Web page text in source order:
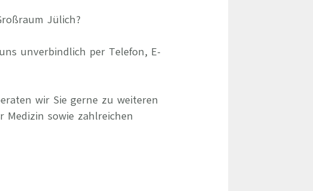
Jülich?
unverbindlich per Telefon, E-
wir Sie gerne zu weiteren
sowie zahlreichen